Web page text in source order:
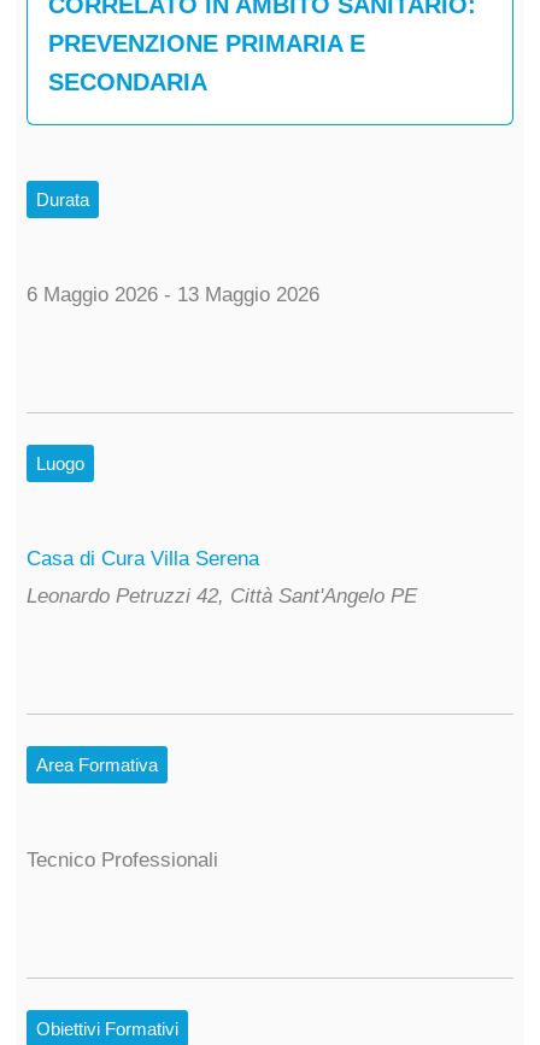
PREVENZIONE PRIMARIA E
SECONDARIA
Durata
6 Maggio 2026 - 13 Maggio 2026
Luogo
Casa di Cura Villa Serena
Leonardo Petruzzi 42, Città Sant'Angelo PE
Area Formativa
Tecnico Professionali
Obiettivi Formativi